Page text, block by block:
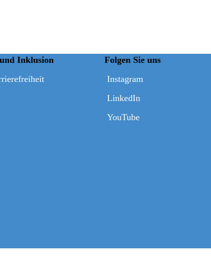
Inklusion
Folgen Sie uns
Instagram
LinkedIn
YouTube